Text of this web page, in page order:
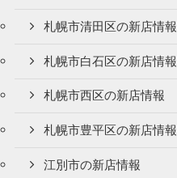
札幌市清田区の新店情報
札幌市白石区の新店情報
札幌市西区の新店情報
札幌市豊平区の新店情報
江別市の新店情報